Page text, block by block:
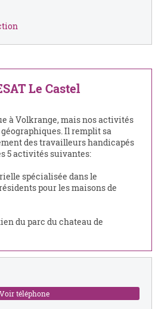
Le Castel
à Volkrange, mais nos activités
Il remplit sa
des travailleurs handicapés
5 activités suivantes:
spécialisée dans le
pour les maisons de
du parc du chateau de
Voir téléphone